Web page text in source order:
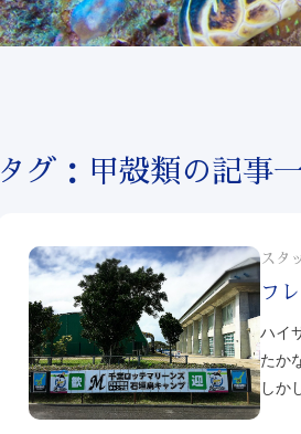
タグ：甲殻類の記事
スタ
フ
ハイ
たか
しか